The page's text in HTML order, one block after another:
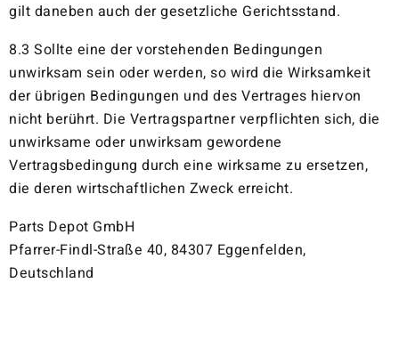
gilt daneben auch der gesetzliche Gerichtsstand.
8.3 Sollte eine der vorstehenden Bedingungen
unwirksam sein oder werden, so wird die Wirksamkeit
der übrigen Bedingungen und des Vertrages hiervon
nicht berührt. Die Vertragspartner verpflichten sich, die
unwirksame oder unwirksam gewordene
Vertragsbedingung durch eine wirksame zu ersetzen,
die deren wirtschaftlichen Zweck erreicht.
Parts Depot GmbH
Pfarrer-Findl-Straße 40, 84307 Eggenfelden,
Deutschland